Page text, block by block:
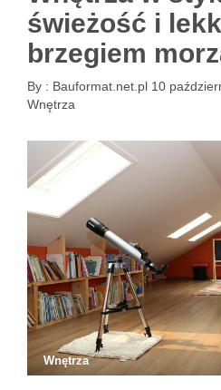
świeżość i
brzegiem
By : Bauformat.net.pl 10
Wnętrza
Wnętrza